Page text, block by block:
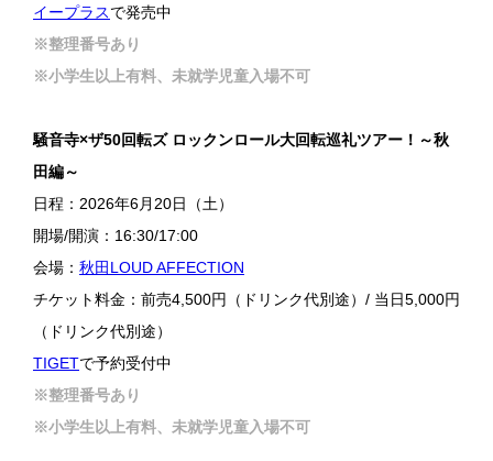
イープラスで発売中
※整理番号あり
※小学生以上有料、未就学児童入場不可
騒音寺×ザ50回転ズ ロックンロール大回転巡礼ツアー！～秋
田編～
日程：2026年6月20日（土）
開場/開演：16:30/17:00
会場： 秋田LOUD AFFECTION
チケット料金：前売4,500円（ドリンク代別途）/ 当日5,000円
（ドリンク代別途）
TIGETで予約受付中
※整理番号あり
※小学生以上有料、未就学児童入場不可